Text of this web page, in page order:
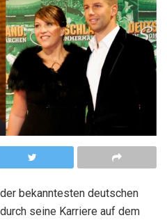
bekanntesten deutschen
seine Karriere auf dem